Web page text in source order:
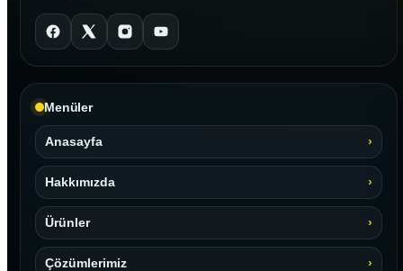
Menüler
Anasayfa
Hakkımızda
Ürünler
Çözümlerimiz